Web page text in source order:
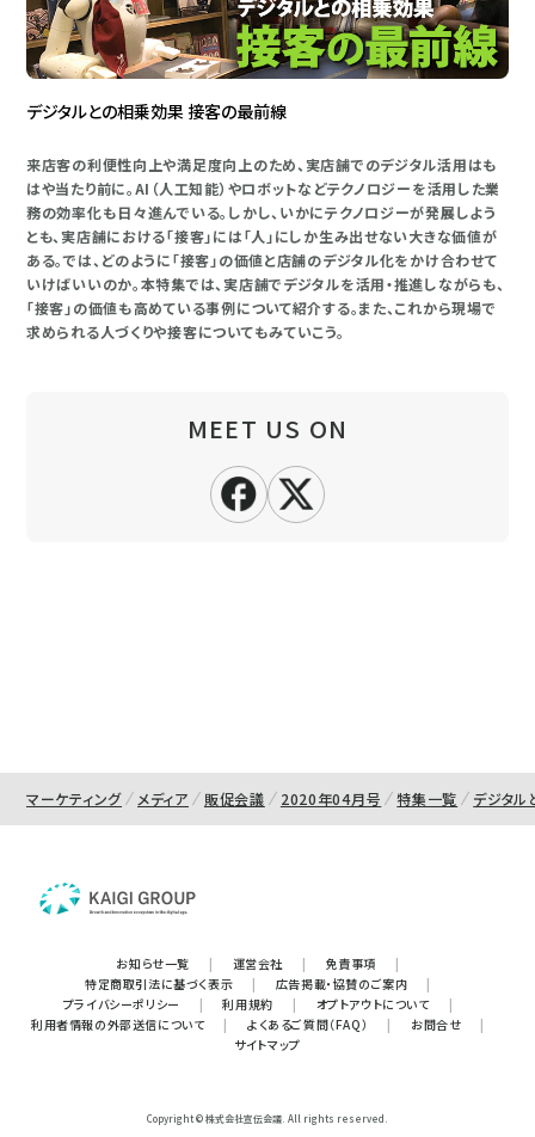
デジタルとの相乗効果 接客の最前線
来店客の利便性向上や満足度向上のため、実店舗でのデジタル活用はも
はや当たり前に。AI（人工知能）やロボットなどテクノロジーを活用した業
務の効率化も日々進んでいる。しかし、いかにテクノロジーが発展しよう
とも、実店舗における「接客」には「人」にしか生み出せない大きな価値が
ある。では、どのように「接客」の価値と店舗のデジタル化をかけ合わせて
いけばいいのか。本特集では、実店舗でデジタルを活用・推進しながらも、
「接客」の価値も高めている事例について紹介する。また、これから現場で
求められる人づくりや接客についてもみていこう。
MEET US ON
マーケティング メディア 販促会議 2020年04月号 特集一覧 デジタ
お知らせ一覧 | 運営会社 | 免責事項
|
特定商取引法に基づく表示
| 広告掲載・協賛のご案内
|
プライバシーポリシー
| 利用規約 | オプトアウトについて
|
利用者情報の外部送信について
| よくあるご質問（FAQ） | お問合せ
|
サイトマップ
Copyright © 株式会社宣伝会議. All rights reserved.